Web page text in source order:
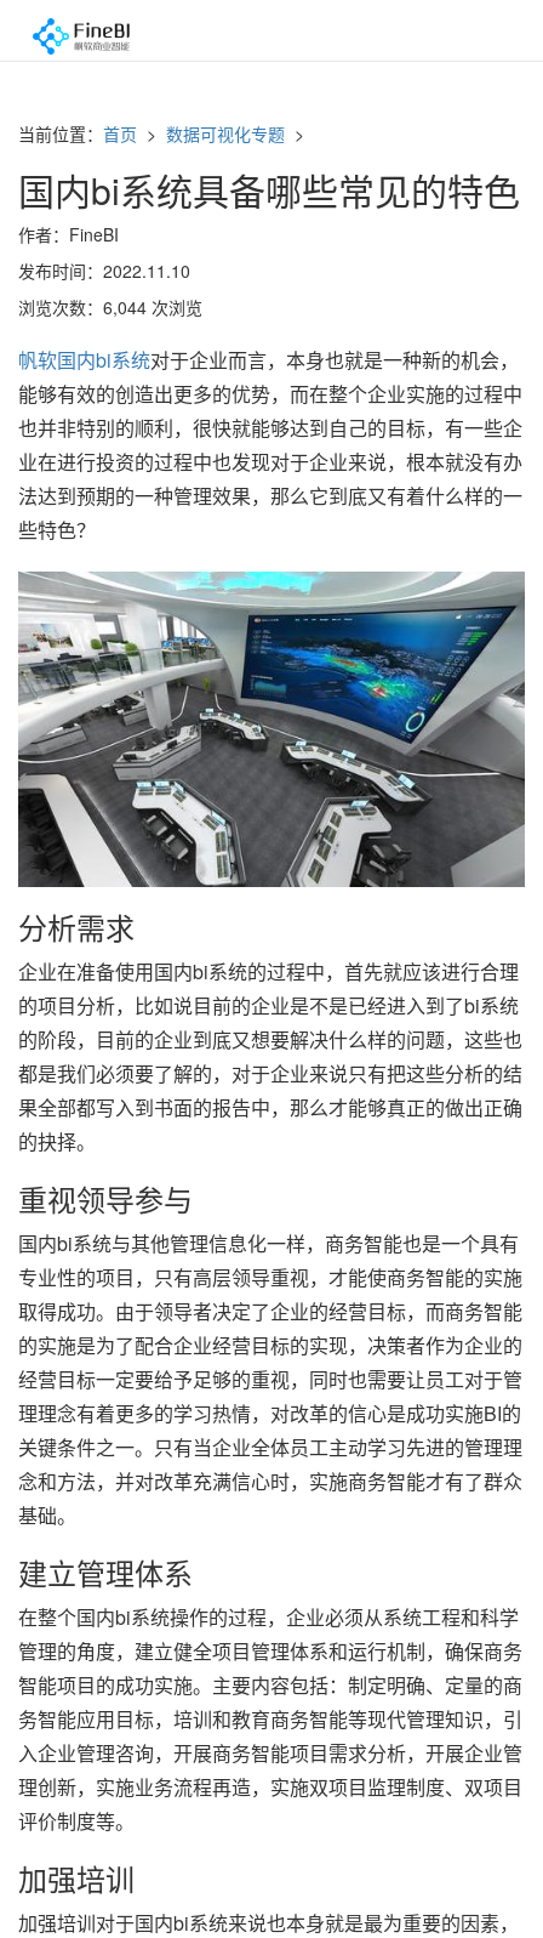
当前位置： 首页 > 数据可视化专题 >
国内bi系统具备哪些常见的特色
作者：FineBI
发布时间：2022.11.10
浏览次数：6,044 次浏览
帆软国内bi系统对于企业而言，本身也就是一种新的机会，
能够有效的创造出更多的优势，而在整个企业实施的过程中
也并非特别的顺利，很快就能够达到自己的目标，有一些企
业在进行投资的过程中也发现对于企业来说，根本就没有办
法达到预期的一种管理效果，那么它到底又有着什么样的一
些特色？
分析需求
企业在准备使用国内bi系统的过程中，首先就应该进行合理
的项目分析，比如说目前的企业是不是已经进入到了bi系统
的阶段，目前的企业到底又想要解决什么样的问题，这些也
都是我们必须要了解的，对于企业来说只有把这些分析的结
果全部都写入到书面的报告中，那么才能够真正的做出正确
的抉择。
重视领导参与
国内bi系统与其他管理信息化一样，商务智能也是一个具有
专业性的项目，只有高层领导重视，才能使商务智能的实施
取得成功。由于领导者决定了企业的经营目标，而商务智能
的实施是为了配合企业经营目标的实现，决策者作为企业的
经营目标一定要给予足够的重视，同时也需要让员工对于管
理理念有着更多的学习热情，对改革的信心是成功实施BI的
关键条件之一。只有当企业全体员工主动学习先进的管理理
念和方法，并对改革充满信心时，实施商务智能才有了群众
基础。
建立管理体系
在整个国内bi系统操作的过程，企业必须从系统工程和科学
管理的角度，建立健全项目管理体系和运行机制，确保商务
智能项目的成功实施。主要内容包括：制定明确、定量的商
务智能应用目标，培训和教育商务智能等现代管理知识，引
入企业管理咨询，开展商务智能项目需求分析，开展企业管
理创新，实施业务流程再造，实施双项目监理制度、双项目
评价制度等。
加强培训
加强培训对于国内bi系统来说也本身就是最为重要的因素，